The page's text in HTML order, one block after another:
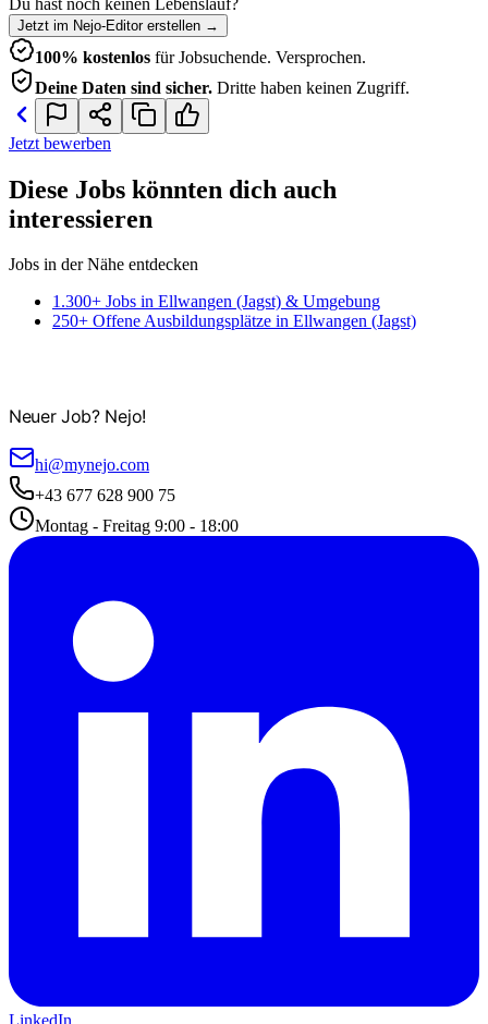
Jetzt im Nejo-Editor erstellen →
100% kostenlos für Jobsuchende. Versprochen.
Deine Daten sind sicher. Dritte haben keinen Zugriff.
Jetzt bewerben
Diese Jobs könnten dich auch
interessieren
Jobs in der Nähe entdecken
1.300+ Jobs in Ellwangen (Jagst) & Umgebung
250+ Offene Ausbildungsplätze in Ellwangen (Jagst)
Neuer Job? Nejo!
hi@mynejo.com
+43 677 628 900 75
Montag - Freitag 9:00 - 18:00